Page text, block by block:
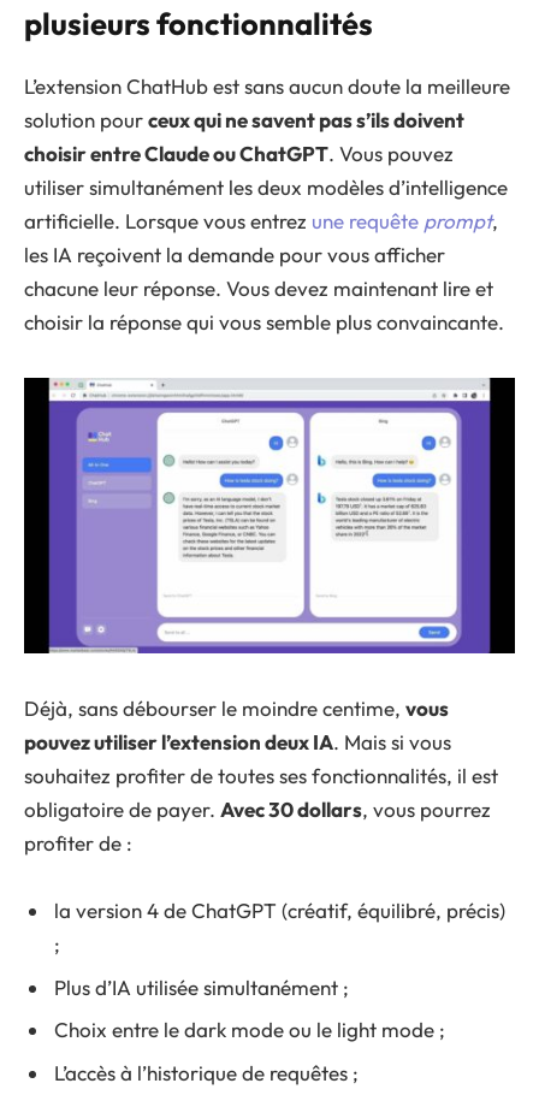
plusieurs fonctionnalités
L’extension ChatHub est sans aucun doute la meilleure
solution pourceux qui ne savent pas s’ils doivent
choisir entre Claude ou ChatGPT. Vous pouvez
utiliser simultanément les deux modèles d’intelligence
artificielle. Lorsque vous entrez une requête prompt,
les IA reçoivent la demande pour vous afficher
chacune leur réponse. Vous devez maintenant lire et
choisir la réponse qui vous semble plus convaincante.
Déjà, sans débourser le moindre centime, vous
pouvez utiliser l’extension deux IA. Mais si vous
souhaitez profiter de toutes ses fonctionnalités, il est
obligatoire de payer. Avec 30 dollars, vous pourrez
profiter de :
la version 4 de ChatGPT (créatif, équilibré, précis)
;
Plus d’IA utilisée simultanément ;
Choix entre le dark mode ou le light mode ;
L’accès à l’historique de requêtes ;